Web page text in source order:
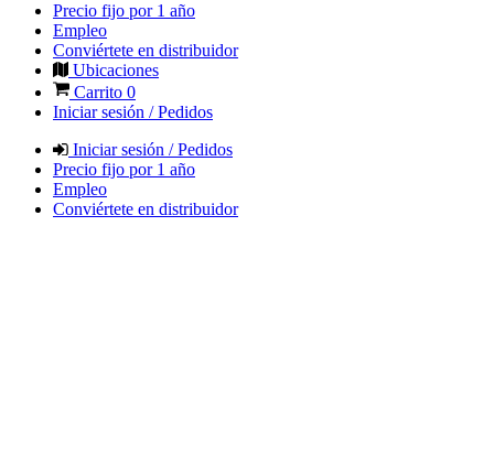
Precio fijo por 1 año
Empleo
Conviértete en distribuidor
Ubicaciones
Carrito 0
Iniciar sesión / Pedidos
Iniciar sesión / Pedidos
Precio fijo por 1 año
Empleo
Conviértete en distribuidor